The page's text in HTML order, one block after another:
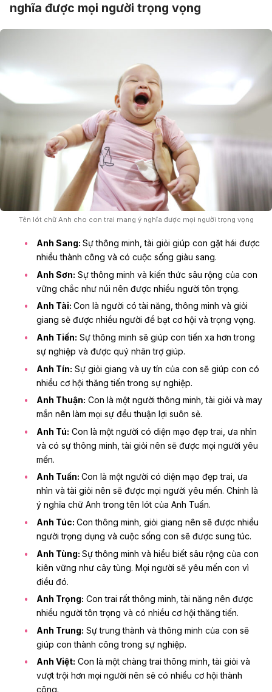
nghĩa được mọi người trọng vọng
Tên lót chữ Anh cho con trai mang ý nghĩa được mọi người trọng vọng
Anh Sang: Sự thông minh, tài giỏi giúp con gặt hái được
nhiều thành công và có cuộc sống giàu sang.
Anh Sơn: Sự thông minh và kiến thức sâu rộng của con
vững chắc như núi nên được nhiều người tôn trọng.
Anh Tài: Con là người có tài năng, thông minh và giỏi
giang sẽ được nhiều người đề bạt cơ hội và trọng vọng.
Anh Tiến: Sự thông minh sẽ giúp con tiến xa hơn trong
sự nghiệp và được quý nhân trợ giúp.
Anh Tín: Sự giỏi giang và uy tín của con sẽ giúp con có
nhiều cơ hội thăng tiến trong sự nghiệp.
Anh Thuận: Con là một người thông minh, tài giỏi và may
mắn nên làm mọi sự đều thuận lợi suôn sẻ.
Anh Tú: Con là một người có diện mạo đẹp trai, ưa nhìn
và có sự thông minh, tài giỏi nên sẽ được mọi người yêu
mến.
Anh Tuấn: Con là một người có diện mạo đẹp trai, ưa
nhìn và tài giỏi nên sẽ được mọi người yêu mến. Chính là
ý nghĩa chữ Anh trong tên lót của Anh Tuấn.
Anh Túc: Con thông minh, giỏi giang nên sẽ được nhiều
người trọng dụng và cuộc sống con sẽ được sung túc.
Anh Tùng: Sự thông minh và hiểu biết sâu rộng của con
kiên vững như cây tùng. Mọi người sẽ yêu mến con vì
điều đó.
Anh Trọng: Con trai rất thông minh, tài năng nên được
nhiều người tôn trọng và có nhiều cơ hội thăng tiến.
Anh Trung: Sự trung thành và thông minh của con sẽ
giúp con thành công trong sự nghiệp.
Anh Việt: Con là một chàng trai thông minh, tài giỏi và
vượt trội hơn mọi người nên sẽ có nhiều cơ hội thành
công.